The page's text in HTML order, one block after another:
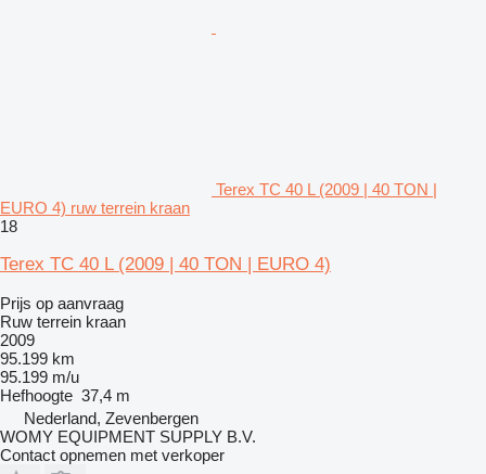
Terex TC 40 L (2009 | 40 TON |
EURO 4) ruw terrein kraan
18
Terex TC 40 L (2009 | 40 TON | EURO 4)
Prijs op aanvraag
Ruw terrein kraan
2009
95.199 km
95.199 m/u
Hefhoogte 37,4 m
Nederland, Zevenbergen
WOMY EQUIPMENT SUPPLY B.V.
Contact opnemen met verkoper